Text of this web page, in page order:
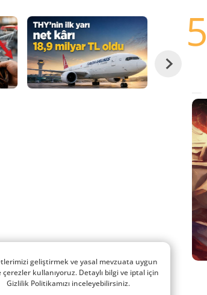
5
geliştirmek ve yasal mevzuata uygun
çerezler kullanıyoruz. Detaylı bilgi ve iptal için
Gizlilik Politikamızı inceleyebilirsiniz.